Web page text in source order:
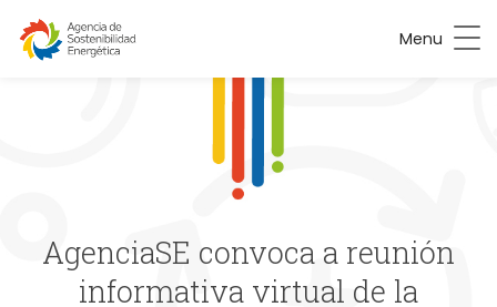
Menu
AgenciaSE convoca a reunión
informativa virtual de la